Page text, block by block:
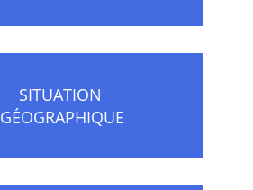
SITUATION
GÉOGRAPHIQUE